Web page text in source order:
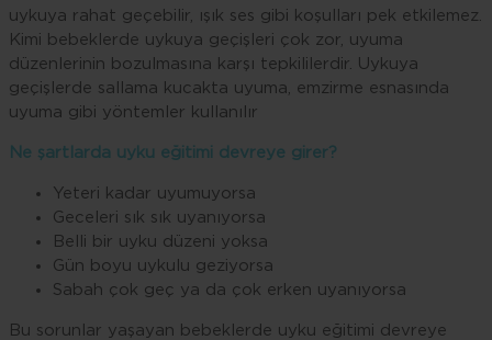
uykuya rahat geçebilir, ışık ses gibi koşulları pek etkilemez.
Kimi bebeklerde uykuya geçişleri çok zor, uyuma
düzenlerinin bozulmasına karşı tepkililerdir. Uykuya
geçişlerde sallama kucakta uyuma, emzirme esnasında
uyuma gibi yöntemler kullanılır
Ne şartlarda uyku eğitimi devreye girer?
Yeteri kadar uyumuyorsa
Geceleri sık sık uyanıyorsa
Belli bir uyku düzeni yoksa
Gün boyu uykulu geziyorsa
Sabah çok geç ya da çok erken uyanıyorsa
Bu sorunlar yaşayan bebeklerde uyku eğitimi devreye